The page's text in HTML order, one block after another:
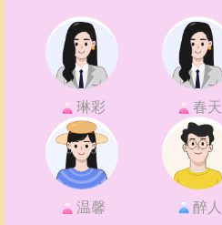
琳彩 春天
温馨 醉人